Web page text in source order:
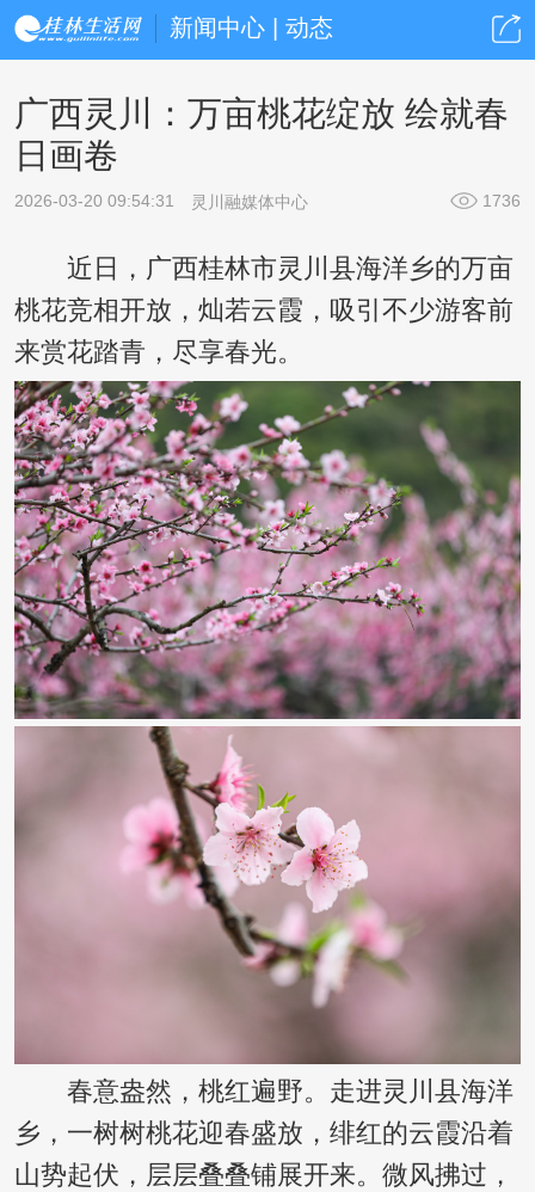
新闻中心 | 动态
广西灵川：万亩桃花绽放 绘就春
日画卷
2026-03-20 09:54:31 灵川融媒体中心 1736
近日，广西桂林市灵川县海洋乡的万亩
桃花竞相开放，灿若云霞，吸引不少游客前
来赏花踏青，尽享春光。
春意盎然，桃红遍野。走进灵川县海洋
乡，一树树桃花迎春盛放，绯红的云霞沿着
山势起伏，层层叠叠铺展开来。微风拂过，